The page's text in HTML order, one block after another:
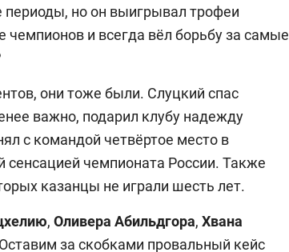
но он выигрывал трофеи
чемпионов и всегда вёл борьбу за самые
они тоже были. Слуцкий спас
важно, подарил клубу надежду
с командой четвёртое место в
сенсацией чемпионата России. Также
казанцы не играли шесть лет.
, Оливера Абильдгора, Хвана
за скобками провальный кейс